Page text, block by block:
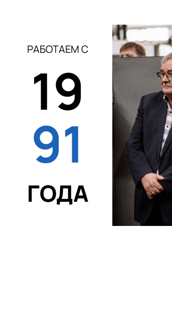
РАБОТАЕМ С
19
91
ГОДА